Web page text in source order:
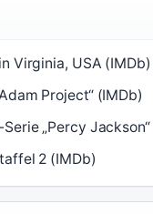
Virginia, USA (IMDb)
Project“ (IMDb)
„Percy Jackson“
2 (IMDb)